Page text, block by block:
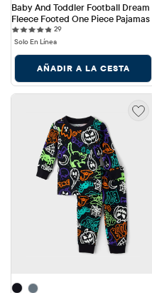
Baby And Toddler Football Dream
Fleece Footed One Piece Pajamas
2929 reviews
Solo En Línea
AÑADIR A LA CESTA